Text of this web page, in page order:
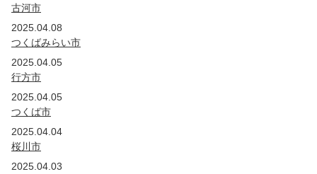
古河市
2025.04.08
つくばみらい市
2025.04.05
行方市
2025.04.05
つくば市
2025.04.04
桜川市
2025.04.03